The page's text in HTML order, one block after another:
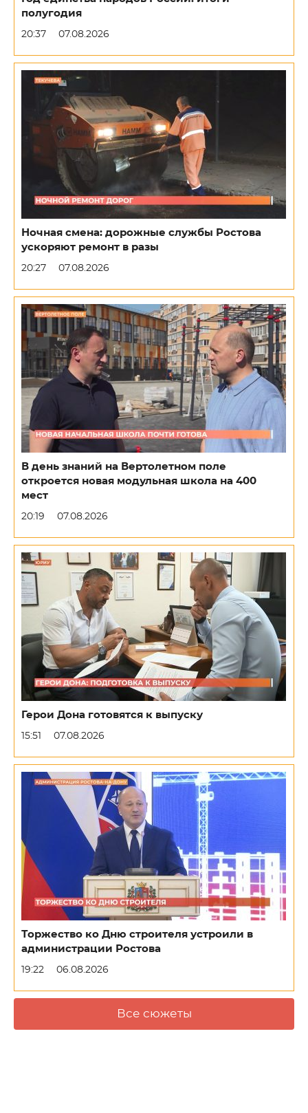
полугодия
20:37 07.08.2026
Ночная смена: дорожные службы Ростова
ускоряют ремонт в разы
20:27 07.08.2026
В день знаний на Вертолетном поле
откроется новая модульная школа на 400
мест
20:19 07.08.2026
Герои Дона готовятся к выпуску
15:51 07.08.2026
Торжество ко Дню строителя устроили в
администрации Ростова
19:22 06.08.2026
Все сюжеты